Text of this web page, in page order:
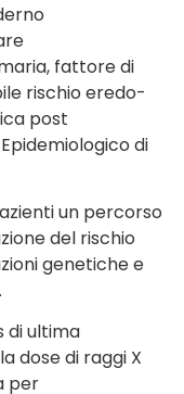
fattore di
rischio eredo-
post
di
un percorso
del rischio
genetiche e
di ultima
dose di raggi X
per